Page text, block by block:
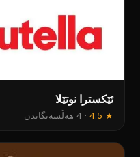
ئێکسترا نوتێلا
★
4.5
·4 هەڵسەنگاندن